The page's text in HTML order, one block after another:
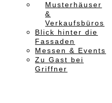
Musterhäuser
&
Verkaufsbüros
Blick hinter die
Fassaden
Messen & Events
Zu Gast bei
Griffner